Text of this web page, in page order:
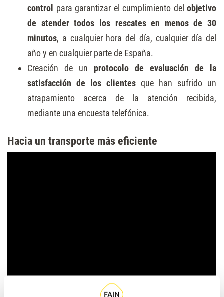
control para garantizar el cumplimiento del objetivo
de atender todos los rescates en menos de 30
minutos, a cualquier hora del día, cualquier día del
año y en cualquier parte de España.
Creación de un protocolo de evaluación de la
satisfacción de los clientes que han sufrido un
atrapamiento acerca de la atención recibida,
mediante una encuesta telefónica.
Hacia un transporte más eficiente